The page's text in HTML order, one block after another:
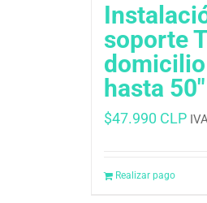
soporte
domicilio
hasta 50″
$47.990 CLP
Realizar pago